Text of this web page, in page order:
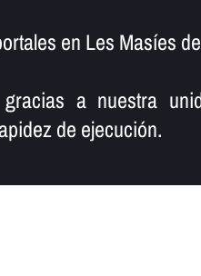
en Les Masíes
gracias a nuestra
de ejecución.